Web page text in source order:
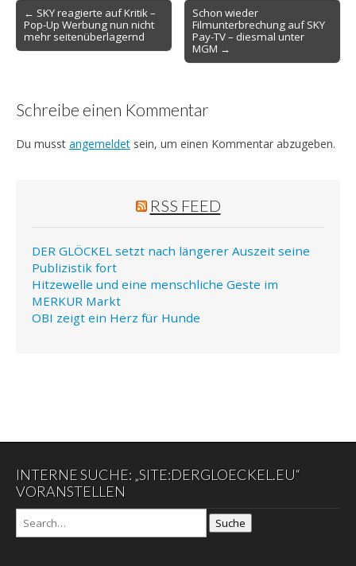
Post
navigation
← SKY reagierte auf Kritik –
Pop-Up Werbung nun nicht
mehr seitenüberlagernd
Schon wieder
Filmunterbrechung auf SKY
Pay-TV – diesmal unter
MGM →
Schreibe einen Kommentar
Du musst angemeldet sein, um einen Kommentar abzugeben.
RSS FEED
DER GLÖCKEL setzt nach längerer Auszeit seine
Publizistik fort
Hitzewelle und eine menschliche Geste im
MERKUR Markt
OBI zeigt ein Herz für Hunde
INTERNE SUCHE: „SITE:DERGLOECKEL.EU“
VORANSTELLEN
Suche